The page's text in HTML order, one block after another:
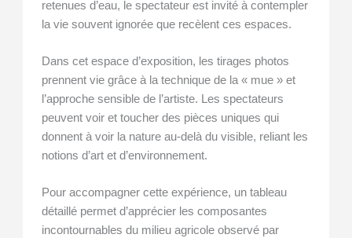
retenues d’eau, le spectateur est invité à contempler
la vie souvent ignorée que recèlent ces espaces.
Dans cet espace d’exposition, les tirages photos
prennent vie grâce à la technique de la « mue » et
l’approche sensible de l’artiste. Les spectateurs
peuvent voir et toucher des pièces uniques qui
donnent à voir la nature au-delà du visible, reliant les
notions d’art et d’environnement.
Pour accompagner cette expérience, un tableau
détaillé permet d’apprécier les composantes
incontournables du milieu agricole observé par